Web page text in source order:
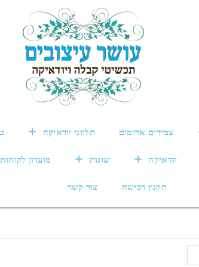
צמידים אדומים תליוני יודאיקה
יודאיקה שונות מועדון לקוחות
תקנון רכישה צור קשר